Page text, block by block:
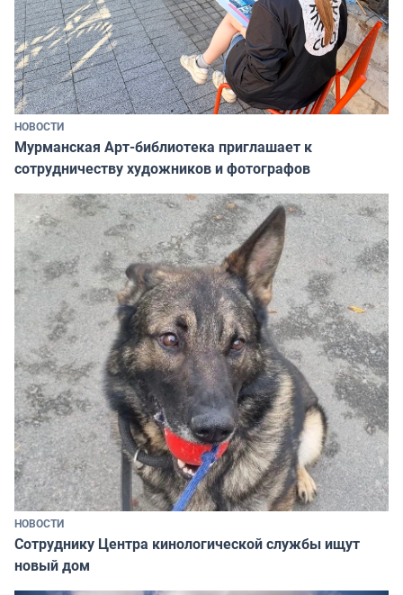
НОВОСТИ
Мурманская Арт-библиотека приглашает к
сотрудничеству художников и фотографов
НОВОСТИ
Сотруднику Центра кинологической службы ищут
новый дом